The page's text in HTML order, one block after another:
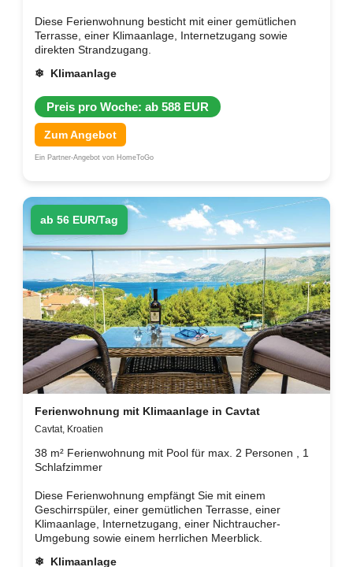
Diese Ferienwohnung besticht mit einer gemütlichen
Terrasse, einer Klimaanlage, Internetzugang sowie
direkten Strandzugang.
❄ Klimaanlage
Preis pro Woche: ab 588 EUR
Zum Angebot
Ein Partner-Angebot von HomeToGo
ab 56 EUR/Tag
Ferienwohnung mit Klimaanlage in Cavtat
Cavtat, Kroatien
38 m² Ferienwohnung mit Pool für max. 2 Personen , 1
Schlafzimmer
Diese Ferienwohnung empfängt Sie mit einem
Geschirrspüler, einer gemütlichen Terrasse, einer
Klimaanlage, Internetzugang, einer Nichtraucher-
Umgebung sowie einem herrlichen Meerblick.
❄ Klimaanlage